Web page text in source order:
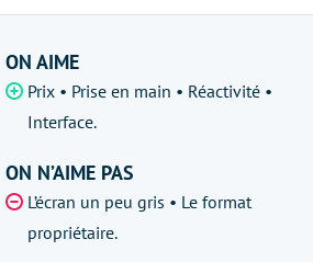
ON AIME
Prix • Prise en main • Réactivité •
Interface.
ON N’AIME PAS
L’écran un peu gris • Le format
propriétaire.